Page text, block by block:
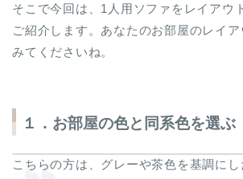
そこで今回は、1人用ソファをレイアウ
ご紹介します。あなたのお部屋のレイ
みてくださいね。
１．お部屋の色と同系色を選ぶ
こちらの方は、グレーや茶色を基調にし